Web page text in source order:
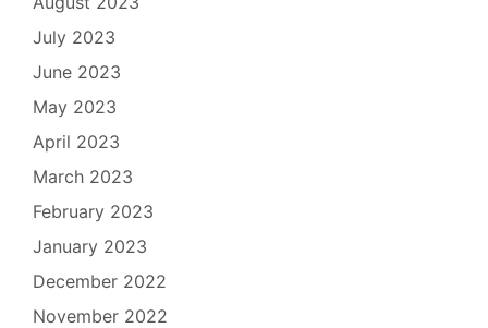
July 2023
June 2023
May 2023
April 2023
March 2023
February 2023
January 2023
December 2022
November 2022